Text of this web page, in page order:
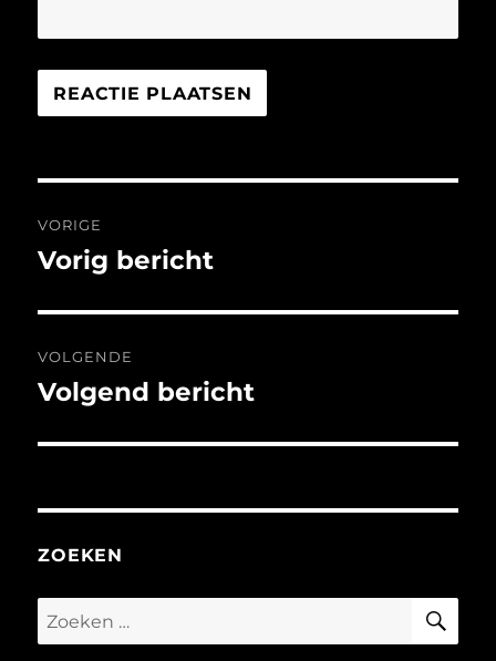
navigatie
VORIGE
Vorig
Vorig bericht
VOLGENDE
Volgend
Volgend bericht
ZOEKEN
Zoeken
naar: